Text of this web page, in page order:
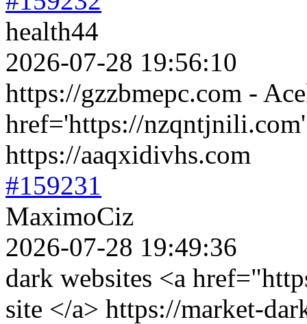
health44
2026-07-28 19:56:10
https://gzzbmepc.com -
href='https://
https://aaqxidivhs.com
#159231
MaximoCiz
2026-07-28 19:49:36
dark websites <a
site </a> https://market-